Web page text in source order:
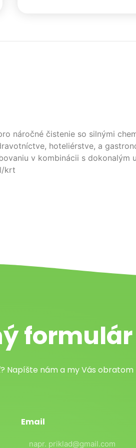
náročné čistenie so silnými
hoteliérstve, a
v kombinácii s dokonalým
krt
formulár
Napíšte nám a my Vás
Email